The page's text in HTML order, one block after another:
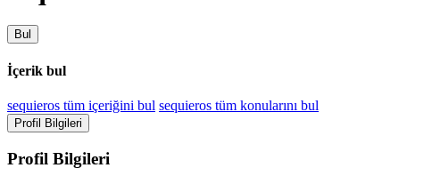
Bul
İçerik bul
sequieros tüm içeriğini bul sequieros tüm konularını bul
Profil Bilgileri
Profil Bilgileri